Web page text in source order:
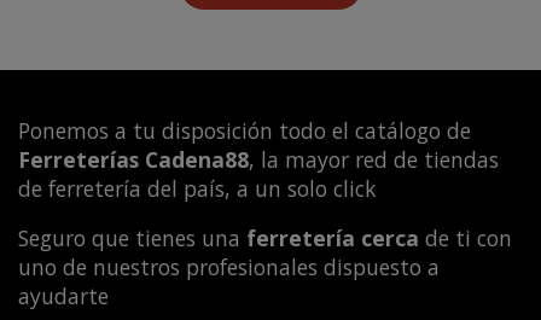
Ponemos a tu disposición todo el catálogo de
Ferreterías Cadena88, la mayor red de tiendas
de ferretería del país, a un solo click
Seguro que tienes una ferretería cerca de ti con
uno de nuestros profesionales dispuesto a
ayudarte